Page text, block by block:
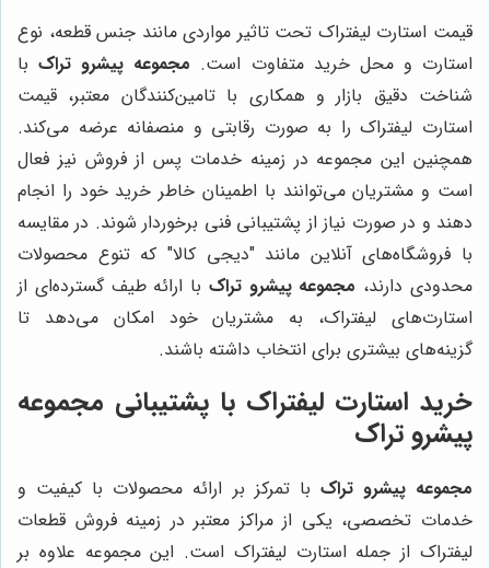
قیمت استارت لیفتراک تحت تاثیر مواردی مانند جنس قطعه، نوع
استارت و محل خرید متفاوت است. مجموعه پیشرو تراکبا
شناخت دقیق بازار و همکاری با تامین‌کنندگان معتبر، قیمت
استارت لیفتراک را به صورت رقابتی و منصفانه عرضه می‌کند.
همچنین این مجموعه در زمینه خدمات پس از فروش نیز فعال
است و مشتریان می‌توانند با اطمینان خاطر خرید خود را انجام
دهند و در صورت نیاز از پشتیبانی فنی برخوردار شوند. در مقایسه
با فروشگاه‌های آنلاین مانند "دیجی کالا" که تنوع محصولات
محدودی دارند، مجموعه پیشرو تراک با ارائه طیف گسترده‌ای از
استارت‌های لیفتراک، به مشتریان خود امکان می‌دهد تا
گزینه‌های بیشتری برای انتخاب داشته باشند.
خرید استارت لیفتراک با پشتیبانی مجموعه
پیشرو تراک
مجموعه پیشرو تراک با تمرکز بر ارائه محصولات با کیفیت و
خدمات تخصصی، یکی از مراکز معتبر در زمینه فروش قطعات
لیفتراک از جمله استارت لیفتراک است. این مجموعه علاوه بر